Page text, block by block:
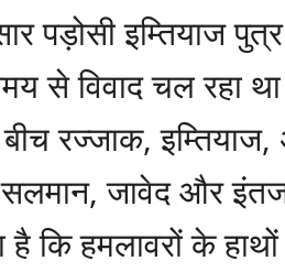
पड़ोसी इम्तियाज
से विवाद चल रहा
रज्जाक,
जावेद और
कि हमलावरों के